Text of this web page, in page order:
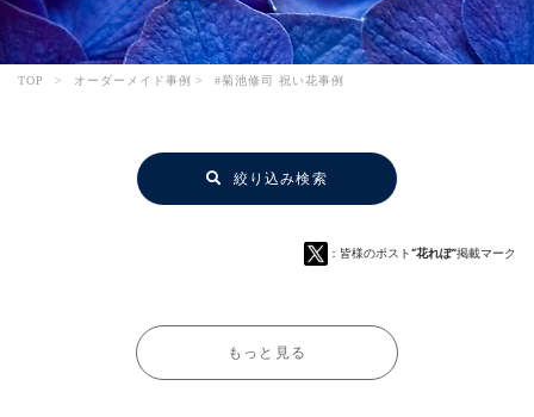
TOP > オーダーメイド事例 > #菊池修司 祝い花事例
絞り込み検索
：皆様のポスト“花れぽ”掲載マーク
もっと見る